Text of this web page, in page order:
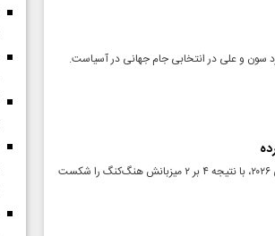
سون و علی در انتخابی جام جهانی در آسیاست.
تیم ملی فوتبال ایران در هفته پنجم مرحله دوم مقدماتی جام‌جهانی ۲۰۲۶، با نتیجه ۴ بر ۲ میزبانش هنگ‌کنگ را شکست